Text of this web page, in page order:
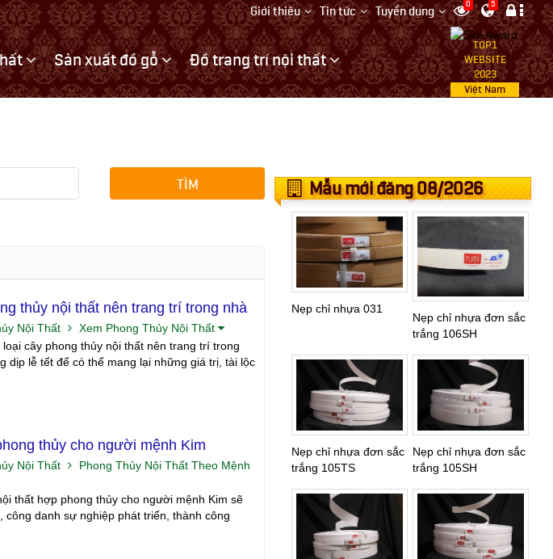
Giới thiệu Tin tức Tuyển dụng 0 5
Sản xuất đồ gỗ Đồ trang trí nội thất
TOP1
WEBSITE
2023
Việt Nam
TÌM
thủy nội thất nên trang trí trong nhà
Nội Thất
Xem Phong Thủy Nội Thất
cây phong thủy nội thất nên trang trí trong
dịp lễ tết để có thể mang lại những giá trị, tài lộc
thủy cho người mệnh Kim
Nội Thất Phong Thủy Nội Thất Theo Mệnh
thất hợp phong thủy cho người mệnh Kim sẽ
công danh sự nghiệp phát triển, thành công
Mẫu mới đăng 08/2026
Nẹp chỉ nhựa 031
Nẹp chỉ nhựa đơn sắc
trắng 106SH
Nẹp chỉ nhựa đơn sắc
trắng 105TS
Nẹp chỉ nhựa đơn sắc
trắng 105SH